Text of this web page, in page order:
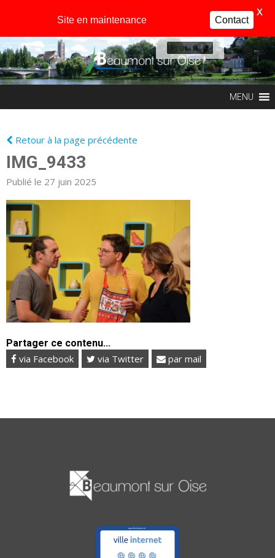
Profil
MENU
Retour à la page précédente
IMG_9433
Publié le 27 juin 2025
Partager ce contenu...
via Facebook via Twitter par mail
Site en maintenance Contact
X